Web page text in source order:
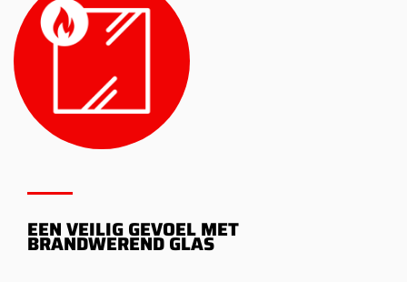
EEN VEILIG GEVOEL MET
BRANDWEREND GLAS